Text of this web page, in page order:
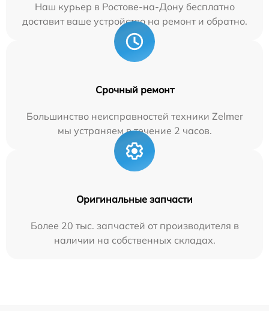
Наш курьер в Ростове-на-Дону бесплатно
доставит ваше устройство на ремонт и обратно.
Срочный ремонт
Большинство неисправностей техники Zelmer
мы устраняем в течение 2 часов.
Оригинальные запчасти
Более 20 тыс. запчастей от производителя в
наличии на собственных складах.